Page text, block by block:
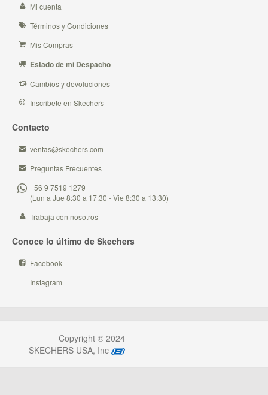
Mi cuenta
Términos y Condiciones
Mis Compras
Estado de mi Despacho
Cambios y devoluciones
Inscribete en Skechers
Contacto
ventas@skechers.com
Preguntas Frecuentes
+56 9 7519 1279
(Lun a Jue 8:30 a 17:30 - Vie 8:30 a 13:30)
Trabaja con nosotros
Conoce lo último de Skechers
Facebook
Instagram
Copyright © 2024
SKECHERS USA, Inc